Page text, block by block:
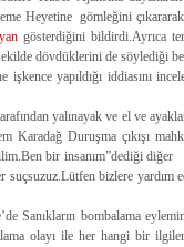
Heyetine gömleğini
gösterdiğini bildirdi.Ayrıca
dövdüklerini de söylediği
yapıldığı iddiasını
yalınayak ve el ve
Duruşma çıkışı
bir insanım”dediği
bizlere yardım
Sanıkların bombalama
olayı ile her hangi bir